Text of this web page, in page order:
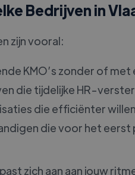
Bedrijven in
zijn vooral:
KMO’s zonder of
die tijdelijke HR-
die efficiënter
die voor het eerst
zich aan aan jouw